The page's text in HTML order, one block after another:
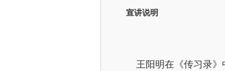
宣讲说明
王阳明在《传习录》